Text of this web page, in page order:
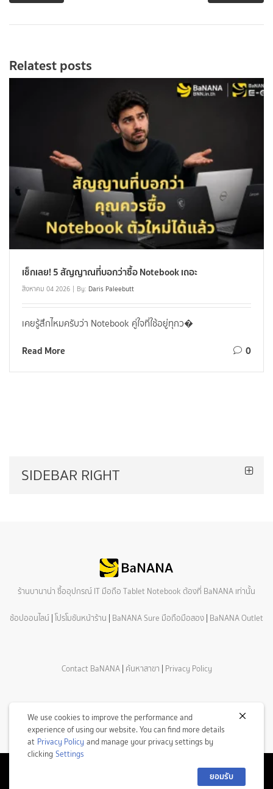
Relatest posts
เช็กเลย! 5 สัญญาณที่บอกว่าซื้อ Notebook เถอะ
สิงหาคม 04 2026 By: Daris Paleebutt
เคยรู้สึกไหมครับว่า Notebook คู่ใจที่ใช้อยู่ทุกว�
Read More 0
SIDEBAR RIGHT
ร้านบานาน่า ซื้ออุปกรณ์ IT มือถือ Tablet Notebook ต้องที่ BaNANA เท่านั้น
ช้อปออนไลน์ โปรโมชันหน้าร้าน BaNANA Sure มือถือมือสอง BaNANA Outlet
Contact BaNANA| ค้นหาสาขา Privacy Policy
© Copyright 2026 Com7 Public Company Limited All Rights Reserved.
We use cookies to improve the performance and
experience of using our website. You can find more details
at Privacy Policy and manage your privacy settings by
clicking Settings
ยอมรับ